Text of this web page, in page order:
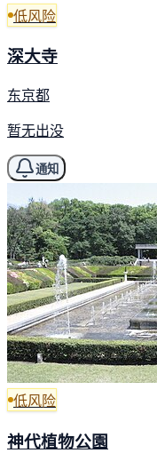
低风险
深大寺
东京都
暂无出没
通知
低风险
神代植物公園